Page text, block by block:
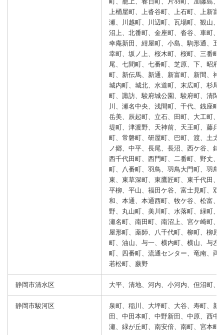
上桶屋町、上沓谷町、上石町、上新富
瀬、川越町、川辺町、瓦場町、観山、
沼上、北番町、金座町、沓谷、車町、
幸庵新田、紺屋町、小島、駒形通、五
幸町、坂ノ上、桜木町、桜町、三番町
尾、七間町、七番町、芝原、下、昭府
町、新伝馬、新通、新富町、新間、神
城内町、城北、水道町、末広町、杉尾
町、諏訪、駿府城公園、駿府町、清閑
川、瀬名中央、浅間町、千代、銭座町
岳美、辰起町、立石、田町、大工町、
堤町、津渡野、天神前、天王町、藤兵
町、常磐町、研屋町、巴町、渡、土太
ノ郷、中平、長尾、長沼、西ケ谷、錦
西千代田町、西門町、二番町、野丈、
町、八番町、羽鳥、羽鳥大門町、羽鳥
東、東草深町、東鷹匠町、東千代田、
平柳、平山、福田ケ谷、富士見町、双
和、本通、本通西町、牧ケ谷、松富、
野、丸山町、美川町、水落町、緑町、
瀬名町、南田町、南沼上、宮ケ崎町、
屋形町、薬師、八千代町、柳町、柳原
町、油山、与一、横内町、横山、与左
町、四番町、流通センター、竜南、両
若松町、蕨野
静岡市清水区 大平、清地、河内、小河内、但沼町、
静岡市駿河区
泉町、稲川、大坪町、大谷、寿町、新
田、中田本町、中野新田、中原、西中
瀬、緑が丘町、南安倍、南町、宮本町